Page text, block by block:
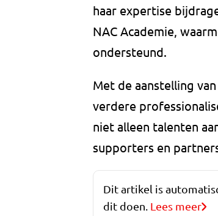
haar expertise
NAC Academie,
ondersteund.
Met de aanstelling
verdere
niet alleen talenten
supporters en
Dit artikel is
dit doen. Lees meer